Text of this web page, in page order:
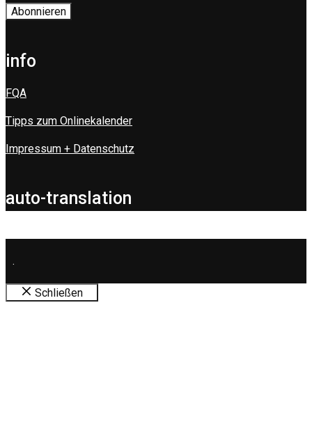
info
FQA
Tipps zum Onlinekalender
Impressum + Datenschutz
auto-translation
.
Schließen